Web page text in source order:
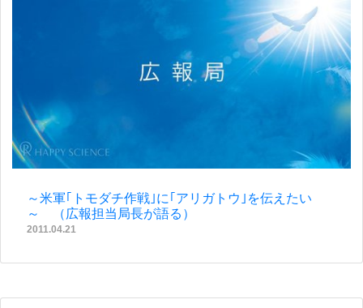
～米軍｢トモダチ作戦｣に｢アリガトウ｣を伝えたい
～ （広報担当局長が語る）
2011.04.21